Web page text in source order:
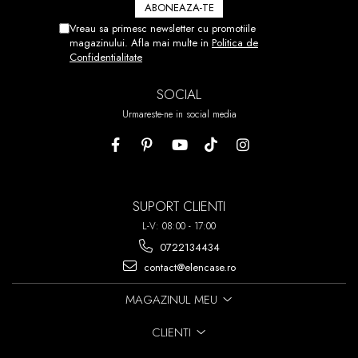
NU V-A IESIT DIN PRIMA PUTETI
DEZLIPI FOLIA SI SA O
REPOZITIONATI.
ACEST PROCES POATE FI
REPETAT DE PANA LA 7 ORI!
Vreau sa primesc newsletter cu promotiile
magazinului. Afla mai multe in Politica de
Confidentialitate
SOCIAL
Urmareste-ne in social media
SUPORT CLIENTI
L-V: 08:00 - 17:00
0722134434
contact@elencase.ro
MAGAZINUL MEU
CLIENTI